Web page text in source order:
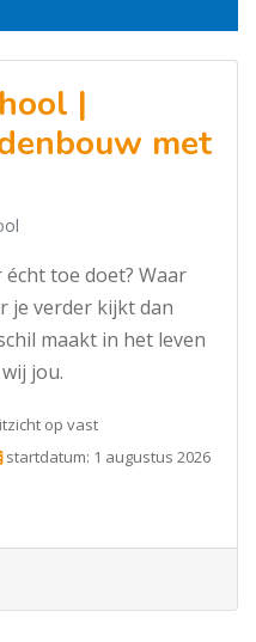
|
met
toe doet? Waar
je verder kijkt dan
maakt in het leven
jou.
op vast
startdatum: 1 augustus 2026